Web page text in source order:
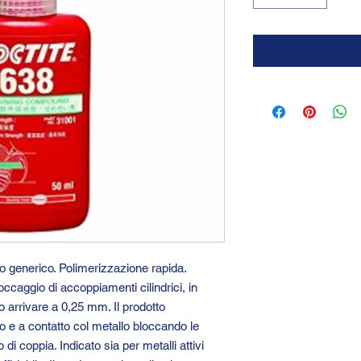
generico. Polimerizzazione rapida.
di accoppiamenti cilindrici, in
arrivare a 0,25 mm. Il prodotto
e a contatto col metallo bloccando le
coppia. Indicato sia per metalli attivi